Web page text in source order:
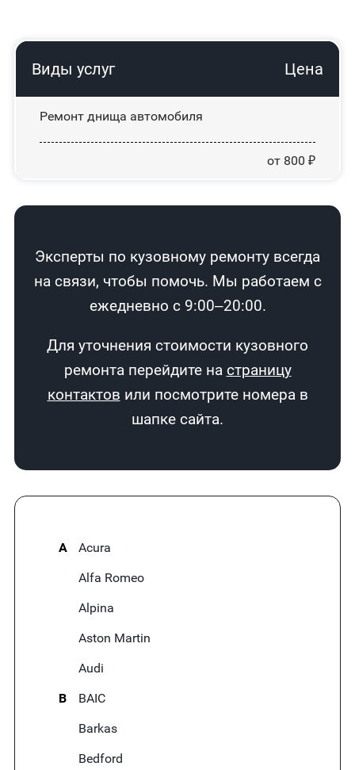
Виды услуг Цена
Ремонт днища автомобиля
от 800 ₽
Эксперты по кузовному ремонту всегда
на связи, чтобы помочь. Мы работаем с
ежедневно с 9:00–20:00.
Для уточнения стоимости кузовного
ремонта перейдите на страницу
контактов или посмотрите номера в
шапке сайта.
A
Acura
Alfa Romeo
Alpina
Aston Martin
Audi
B
BAIC
Barkas
Bedford